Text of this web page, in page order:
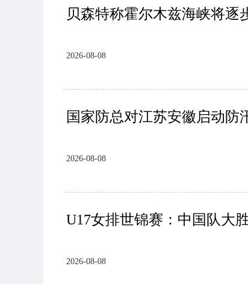
贝森特称霍尔木兹海峡将逐
2026-08-08
国家防总对江苏安徽启动防
2026-08-08
U17女排世锦赛：中国队大
2026-08-08